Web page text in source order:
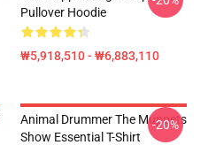
Pullover Hoodie
₩5,918,510 - ₩6,883,110
Animal Drummer The Muppets
Show Essential T-Shirt
-20%